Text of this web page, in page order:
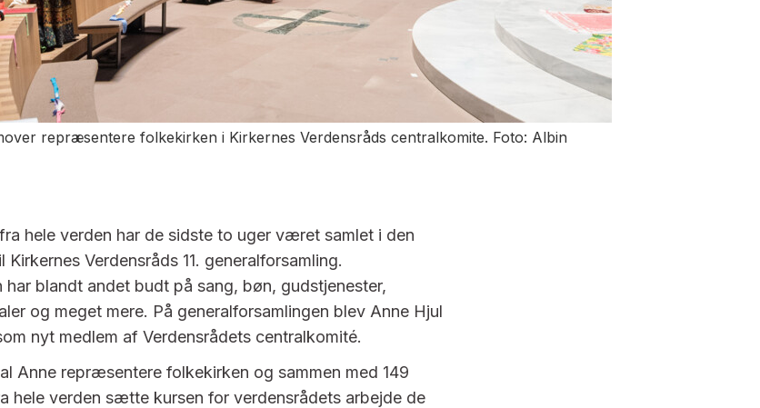
repræsentere folkekirken i Kirkernes Verdensråds centralkomite. Foto: Albin
hele verden har de sidste to uger været samlet i den
Verdensråds 11. generalforsamling.
har blandt andet budt på sang, bøn, gudstjenester,
og meget mere. På generalforsamlingen blev Anne Hjul
nyt medlem af Verdensrådets centralkomité.
Anne repræsentere folkekirken og sammen med 149
hele verden sætte kursen for verdensrådets arbejde de